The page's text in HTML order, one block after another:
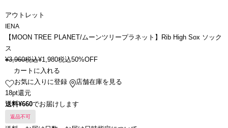
アウトレット
IENA
【MOON TREE PLANET/ムーンツリープラネット】Rib High Sox ソック
ス
¥3,960税込¥1,980税込50%OFF
カートに入れる
お気に入りに登録
店舗在庫を見る
18pt還元
送料¥660でお届けします
返品不可